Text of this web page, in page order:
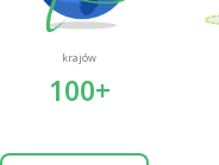
krajów
100+